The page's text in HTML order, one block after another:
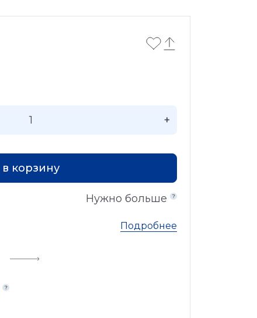
+
в корзину
Нужно больше
Подробнее